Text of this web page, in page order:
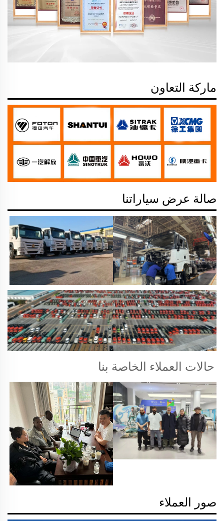
ماركة التعاون
صالة عرض سياراتنا
حالات العملاء الخاصة بنا
صور العملاء